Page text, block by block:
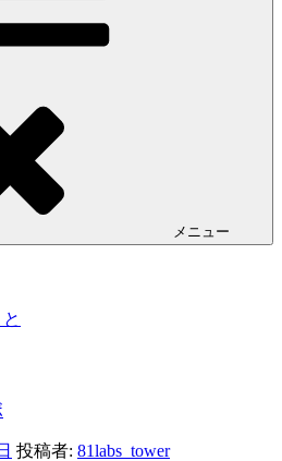
メニュー
投稿者: 81labs_tower